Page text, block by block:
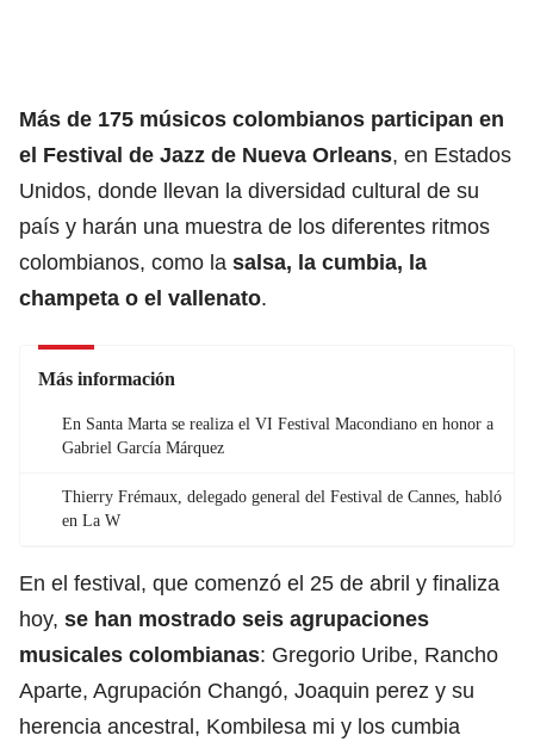
Más de 175 músicos colombianos participan en
el Festival de Jazz de Nueva Orleans, en Estados
Unidos, donde llevan la diversidad cultural de su
país y harán una muestra de los diferentes ritmos
colombianos, como la salsa, la cumbia, la
champeta o el vallenato.
Más información
En Santa Marta se realiza el VI Festival Macondiano en honor a
Gabriel García Márquez
Thierry Frémaux, delegado general del Festival de Cannes, habló
en La W
En el festival, que comenzó el 25 de abril y finaliza
hoy, se han mostrado seis agrupaciones
musicales colombianas: Gregorio Uribe, Rancho
Aparte, Agrupación Changó, Joaquin perez y su
herencia ancestral, Kombilesa mi y los cumbia